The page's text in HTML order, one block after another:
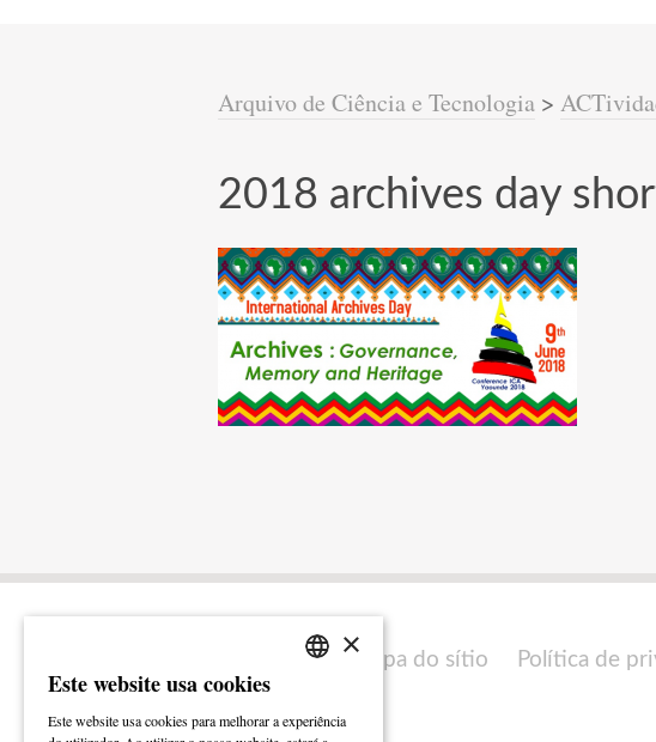
Arquivo de Ciência e Tecnologia >
2018 archives day
Mapa do sítio Política de
ENGLISH
×
Este website usa cookies
Este website usa cookies para melhorar a experiência